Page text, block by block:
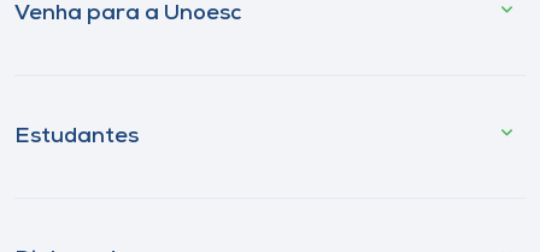
Venha para a Unoesc
Estudantes